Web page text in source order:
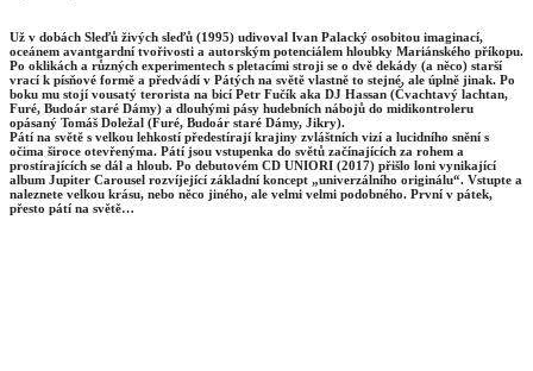
Už v dobách Sleďů živých sleďů (1995) udivoval Ivan Palacký osobitou imaginací,
oceánem avantgardní tvořivosti a autorským potenciálem hloubky Mariánského příkopu.
Po oklikách a různých experimentech s pletacími stroji se o dvě dekády (a něco) starší
vrací k písňové formě a předvádí v Pátých na světě vlastně to stejné, ale úplně jinak. Po
boku mu stojí vousatý terorista na bicí Petr Fučík aka DJ Hassan (Čvachtavý lachtan,
Furé, Budoár staré Dámy) a dlouhými pásy hudebních nábojů do midikontroleru
opásaný Tomáš Doležal (Furé, Budoár staré Dámy, Jikry).
Pátí na světě s velkou lehkostí předestírají krajiny zvláštních vizí a lucidního snění s
očima široce otevřenýma. Pátí jsou vstupenka do světů začínajících za rohem a
prostírajících se dál a hloub. Po debutovém CD UNIORI (2017) přišlo loni vynikající
album Jupiter Carousel rozvíjející základní koncept „univerzálního originálu“. Vstupte a
naleznete velkou krásu, nebo něco jiného, ale velmi velmi podobného. První v pátek,
přesto pátí na světě…